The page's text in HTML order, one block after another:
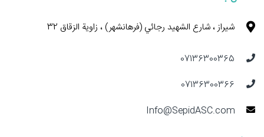
شيراز ، شارع الشهيد رجائي (فرهانشهر) ، زاوية الزقاق 32
Info@SepidASC.com